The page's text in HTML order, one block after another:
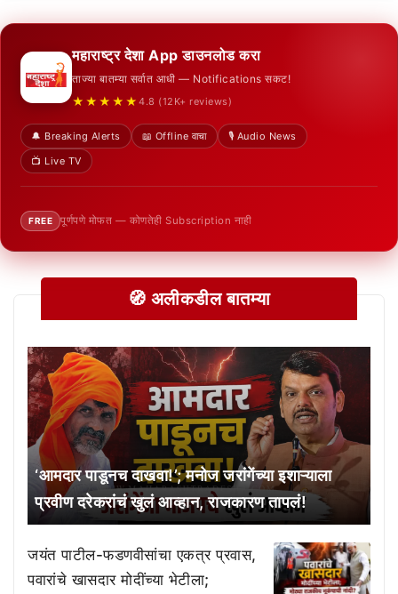
महाराष्ट्र देशा App डाउनलोड करा
ताज्या बातम्या सर्वात आधी — Notifications सकट!
★★★★★ 4.8 (12K+ reviews)
🔔 Breaking Alerts 📖 Offline वाचा
🎙️ Audio News
📺 Live TV
FREE पूर्णपणे मोफत — कोणतेही Subscription नाही
🧭 अलीकडील बातम्या
‘आमदार पाडूनच दाखवा!’; मनोज जरांगेंच्या इशाऱ्याला
प्रवीण दरेकरांचं खुलं आव्हान, राजकारण तापलं!
जयंत पाटील-फडणवीसांचा एकत्र प्रवास,
पवारांचे खासदार मोदींच्या भेटीला;